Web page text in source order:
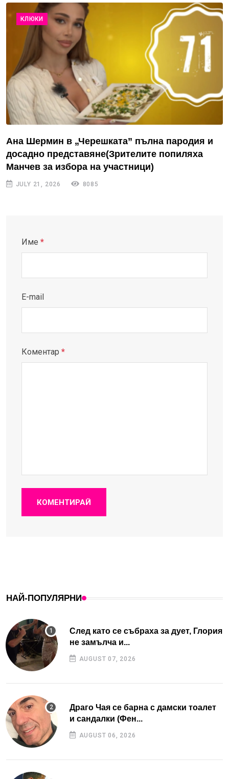
КЛЮКИ
Ана Шермин в „Черешката” пълна пародия и
досадно представяне(Зрителите попиляха
Манчев за избора на участници)
JULY 21, 2026 8085
Име *
E-mail
Коментар *
КОМЕНТИРАЙ
НАЙ-ПОПУЛЯРНИ
След като се събраха за дует, Глория
не замълча и...
AUGUST 07, 2026
Драго Чая се барна с дамски тоалет
и сандалки (Фен...
AUGUST 06, 2026